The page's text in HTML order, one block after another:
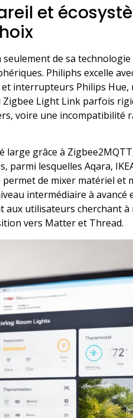
et
de sa technologie
Philiphs excelle
interrupteurs Philips
Light Link parfois
voire une incompatibilité
large grâce à
parmi lesquelles Aqara,
de mixer matériel et
intermédiaire à avancé
utilisateurs cherchant à
vers Matter et Thread.